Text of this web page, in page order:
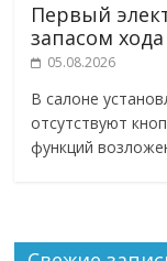
Первый
запасом
05.08.2026
В салоне
отсутствуют
функций